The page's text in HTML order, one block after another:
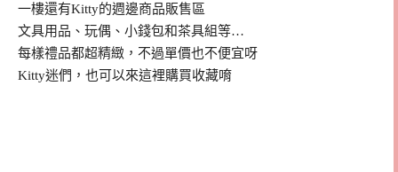
一樓還有Kitty的週邊商品販售區
文具用品、玩偶、小錢包和茶具組等…
每樣禮品都超精緻，不過單價也不便宜呀
Kitty迷們，也可以來這裡購買收藏唷